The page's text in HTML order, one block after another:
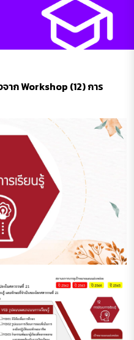
ก Workshop (12) การ